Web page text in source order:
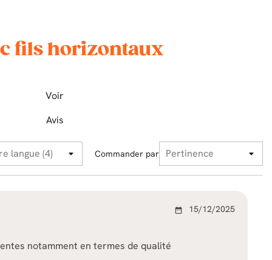
fils horizontaux
Voir
Avis
Commander par
date_range 15/12/2025
notamment en termes de qualité